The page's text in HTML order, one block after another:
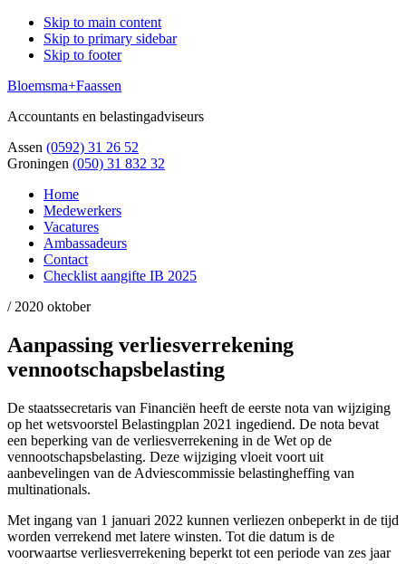
Skip to main content
Skip to primary sidebar
Skip to footer
Bloemsma+Faassen
Accountants en belastingadviseurs
Assen (0592) 31 26 52
Groningen (050) 31 832 32
Home
Medewerkers
Vacatures
Ambassadeurs
Contact
Checklist aangifte IB 2025
/ 2020 oktober
Aanpassing verliesverrekening
vennootschapsbelasting
De staatssecretaris van Financiën heeft de eerste nota van wijziging
op het wetsvoorstel Belastingplan 2021 ingediend. De nota bevat
een beperking van de verliesverrekening in de Wet op de
vennootschapsbelasting. Deze wijziging vloeit voort uit
aanbevelingen van de Adviescommissie belastingheffing van
multinationals.
Met ingang van 1 januari 2022 kunnen verliezen onbeperkt in de tijd
worden verrekend met latere winsten. Tot die datum is de
voorwaartse verliesverrekening beperkt tot een periode van zes jaar